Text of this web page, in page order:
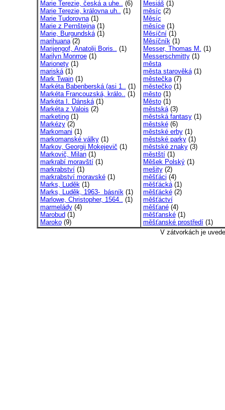
Marie Terezie, česká a uhe.. (6)
Marie Terezie, královna uh.. (1)
Marie Tudorovna(1)
Marie z Pernštejna(1)
Marie, Burgundská(1)
marihuana(2)
Marijengof, Anatolij Boris.. (1)
Marilyn Monrroe(1)
Marionety(1)
mariská(1)
Mark Twain(1)
Markéta Babenberská (asi 1.. (1)
Markéta Francouzská, králo.. (1)
Markéta I. Dánská(1)
Markéta z Valois (2)
marketing(1)
Markézy(2)
Markomani (1)
markomanské války(1)
Markov, Georgij Mokejevič (1)
Markovič, Milan(1)
markrabí moravští(1)
markrabství(1)
markrabství moravské(1)
Marks, Luděk(1)
Marks, Luděk, 1963- básník(1)
Marlowe, Christopher, 1564.. (1)
marmelády(4)
Marobud (1)
Maroko(9)
Mesiáš (1)
měsíc (2)
Měsíc
měsíce(1)
Měsíční(1)
Měsíčník(1)
Messer, Thomas M. (1)
Messerschmitty(1)
města
města starověká(1)
městečka(7)
městečko(1)
město(1)
Město(1)
městská(3)
městská fantasy(1)
městské(6)
městské erby(1)
městské parky(1)
městské znaky(3)
městští(1)
Měšek Polský(1)
mešity(2)
měšťáci (4)
měšťácká(1)
měšťácké(2)
měšťáctví
měšťané(4)
měšťanské(1)
měšťanské prostředí(1)
V zátvorkách je